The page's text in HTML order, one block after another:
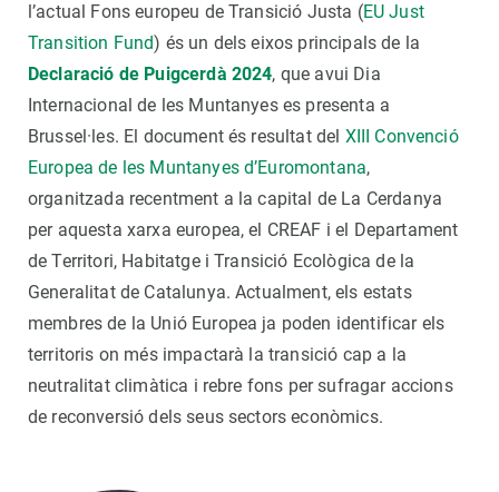
l’actual Fons europeu de Transició Justa (EU Just
Transition Fund) és un dels eixos principals de la
Declaració de Puigcerdà 2024, que avui Dia
Internacional de les Muntanyes es presenta a
Brussel·les. El document és resultat del XIII Convenció
Europea de les Muntanyes d’Euromontana,
organitzada recentment a la capital de La Cerdanya
per aquesta xarxa europea, el CREAF i el Departament
de Territori, Habitatge i Transició Ecològica de la
Generalitat de Catalunya. Actualment, els estats
membres de la Unió Europea ja poden identificar els
territoris on més impactarà la transició cap a la
neutralitat climàtica i rebre fons per sufragar accions
de reconversió dels seus sectors econòmics.